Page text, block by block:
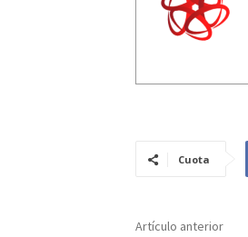
Cuota
Artículo anterior